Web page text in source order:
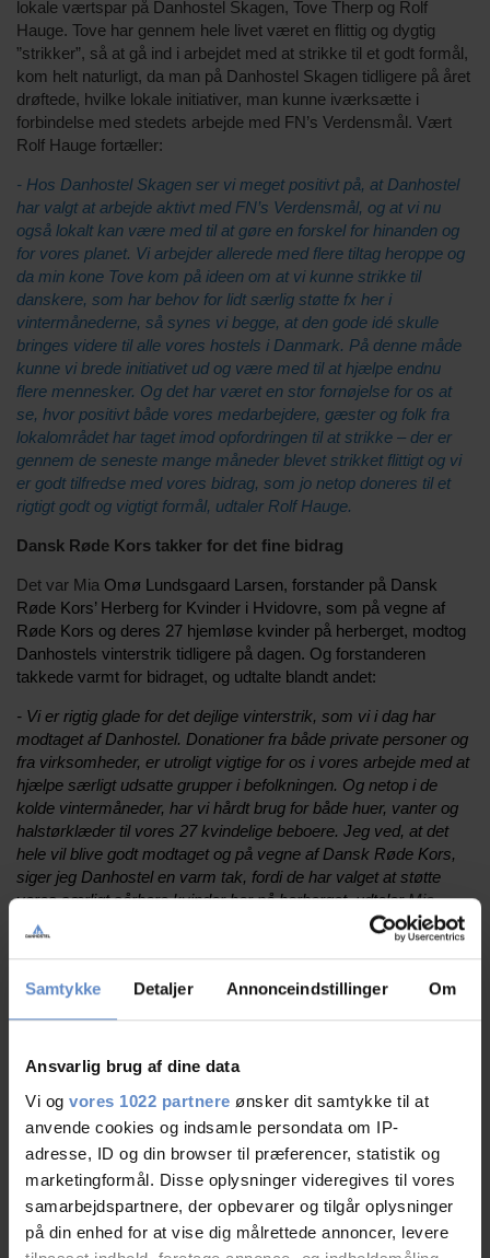
Samtykke Detaljer Annonceindstillinger Om
Ansvarlig brug af dine data
Vi og vores 1022 partnere ønsker dit samtykke til at
anvende cookies og indsamle persondata om IP-
adresse, ID og din browser til præferencer, statistik og
marketingformål. Disse oplysninger videregives til vores
samarbejdspartnere, der opbevarer og tilgår oplysninger
på din enhed for at vise dig målrettede annoncer, levere
lokale værtspar på Danhostel Skagen, Tove Therp og Rolf
Hauge. Tove har gennem hele livet været en flittig og dygtig
”strikker”, så at gå ind i arbejdet med at strikke til et godt formål,
kom helt naturligt, da man på Danhostel Skagen tidligere på året
drøftede, hvilke lokale initiativer, man kunne iværksætte i
forbindelse med stedets arbejde med FN’s Verdensmål. Vært
Rolf Hauge fortæller:
- Hos Danhostel Skagen ser vi meget positivt på, at Danhostel
har valgt at arbejde aktivt med FN’s Verdensmål, og at vi nu
også lokalt kan være med til at gøre en forskel for hinanden og
for vores planet. Vi arbejder allerede med flere tiltag heroppe og
da min kone Tove kom på ideen om at vi kunne strikke til
danskere, som har behov for lidt særlig støtte fx her i
vintermånederne, så synes vi begge, at den gode idé skulle
bringes videre til alle vores hostels i Danmark. På denne måde
kunne vi brede initiativet ud og være med til at hjælpe endnu
flere mennesker. Og det har været en stor fornøjelse for os at
se, hvor positivt både vores medarbejdere, gæster og folk fra
lokalområdet har taget imod opfordringen til at strikke – der er
gennem de seneste mange måneder blevet strikket flittigt og vi
er godt tilfredse med vores bidrag, som jo netop doneres til et
rigtigt godt og vigtigt formål, udtaler Rolf Hauge.
Dansk Røde Kors takker for det fine bidrag
Det var Mia Omø Lundsgaard Larsen, forstander på Dansk
Røde Kors’ Herberg for Kvinder i Hvidovre, som på vegne af
Røde Kors og deres 27 hjemløse kvinder på herberget, modtog
Danhostels vinterstrik tidligere på dagen. Og forstanderen
takkede varmt for bidraget, og udtalte blandt andet:
- Vi er rigtig glade for det dejlige vinterstrik, som vi i dag har
modtaget af Danhostel. Donationer fra både private personer og
fra virksomheder, er utroligt vigtige for os i vores arbejde med at
hjælpe særligt udsatte grupper i befolkningen. Og netop i de
kolde vintermåneder, har vi hårdt brug for både huer, vanter og
halstørklæder til vores 27 kvindelige beboere. Jeg ved, at det
hele vil blive godt modtaget og på vegne af Dansk Røde Kors,
siger jeg Danhostel en varm tak, fordi de har valget at støtte
vores særligt sårbare kvinder her på herberget, udtalerMia
Omø Lundsgaard Larsen.
For yderligere information og spørgsmål, kontakt venligst:
Anette Brylov Hansen, Online og Marketingchef, Danhostel:
Rolf Hauge, vært Danhostel Skagen
Telefon: 4018 0122 / Mail: kontor@danhostelskagen.dk
Mia Omø Lundsgaard Larsen, forstander
Dansk Røde Kors’
Herberg for Kvinder i Hvidovre